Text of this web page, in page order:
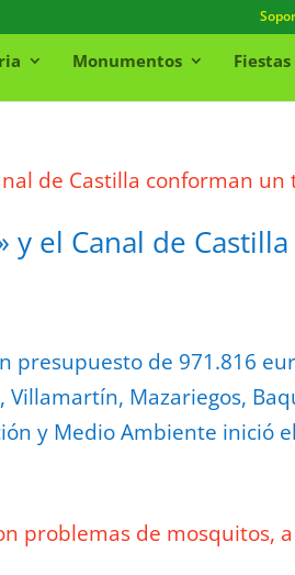
Monumentos Fiestas
y el Canal de
presupuesto de 971.816
Mazariegos,
y Medio Ambiente inició